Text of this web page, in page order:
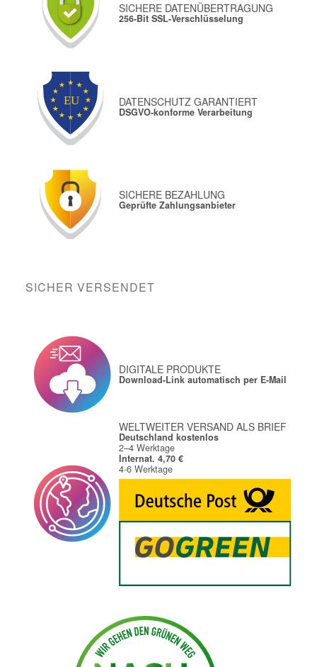
SICHERE DATENÜBERTRAGUNG
256-Bit SSL-Verschlüsselung
DATENSCHUTZ GARANTIERT
DSGVO-konforme Verarbeitung
SICHERE BEZAHLUNG
Geprüfte Zahlungsanbieter
SICHER VERSENDET
DIGITALE PRODUKTE
Download-Link automatisch per E-Mail
WELTWEITER VERSAND ALS BRIEF
Deutschland kostenlos
2–4 Werktage
Internat. 4,70 €
4-6 Werktage